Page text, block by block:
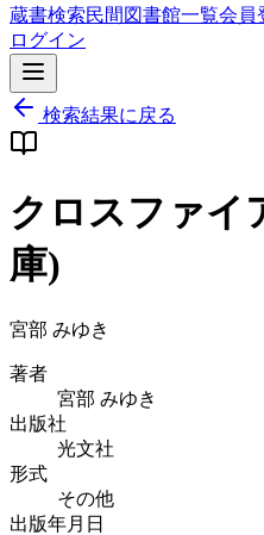
蔵書検索民間図書館一覧会員
ログイン
検索結果に戻る
クロスファイ
庫)
宮部 みゆき
著者
宮部 みゆき
出版社
光文社
形式
その他
出版年月日